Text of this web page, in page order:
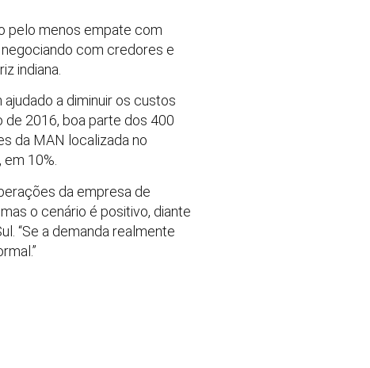
pelo menos empate com
com credores e
indiana.
a diminuir os custos
de 2016, boa parte dos 400
da MAN localizada no
10%.
da empresa de
o cenário é positivo, diante
“Se a demanda realmente